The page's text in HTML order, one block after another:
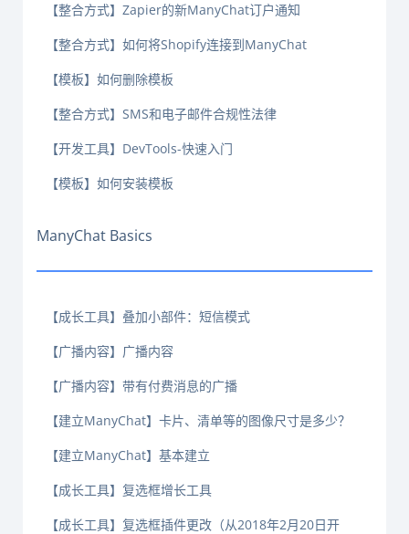
【整合方式】Zapier的新ManyChat订户通知
【整合方式】如何将Shopify连接到ManyChat
【模板】如何删除模板
【整合方式】SMS和电子邮件合规性法律
【开发工具】DevTools-快速入门
【模板】如何安装模板
ManyChat Basics
【成长工具】叠加小部件：短信模式
【广播内容】广播内容
【广播内容】带有付费消息的广播
【建立ManyChat】卡片、清单等的图像尺寸是多少？
【建立ManyChat】基本建立
【成长工具】复选框增长工具
【成长工具】复选框插件更改（从2018年2月20日开